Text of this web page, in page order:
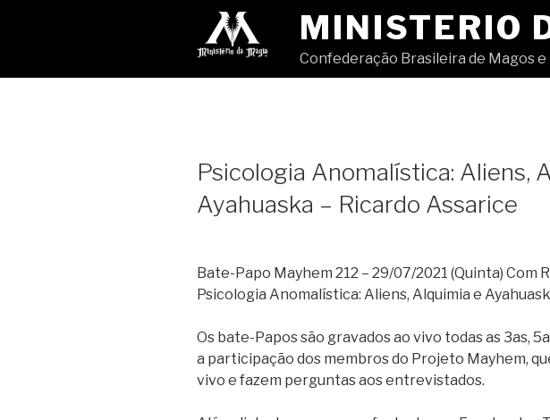
conteúdo
MINISTERIO
Confederação Brasileira de Magos e
Psicologia Anomalística: Aliens,
Ayahuaska – Ricardo Assarice
Bate-Papo Mayhem 212 – 29/07/2021 (Quinta) Com
Psicologia Anomalística: Aliens, Alquimia e
Os bate-Papos são gravados ao vivo todas as 3as,
a participação dos membros do Projeto Mayhem,
vivo e fazem perguntas aos entrevistados.